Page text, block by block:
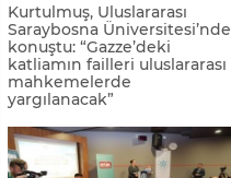
Kurtulmuş, Uluslararası
Saraybosna Üniversitesi’nde
konuştu: “Gazze’deki
katliamın failleri uluslararası
mahkemelerde
yargılanacak”